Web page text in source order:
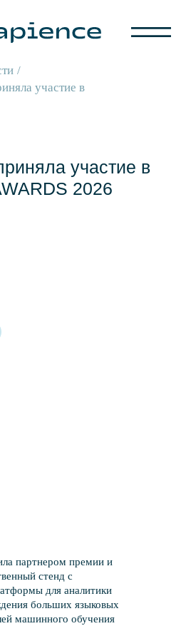
/
участие в
партнером премии и
стенд с
для аналитики
больших языковых
машинного обучения